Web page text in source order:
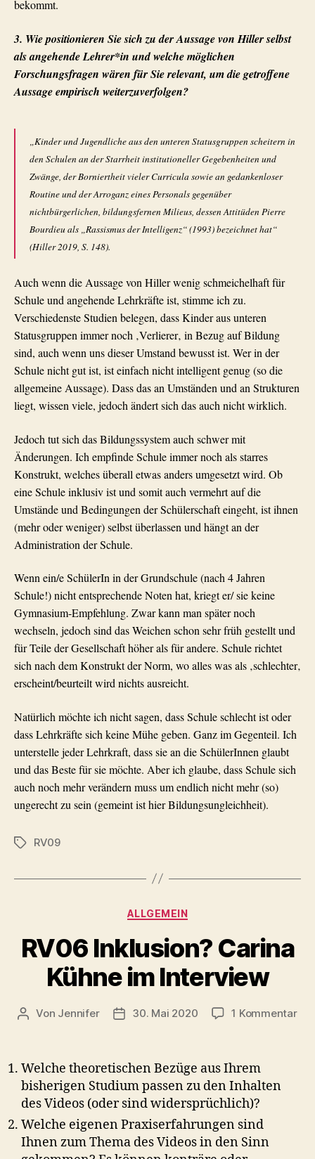
bekommt.
3. Wie positionieren Sie sich zu der Aussage von Hiller selbst
als angehende Lehrer*in und welche möglichen
Forschungsfragen wären für Sie relevant, um die getroffene
Aussage empirisch weiterzuverfolgen?
„Kinder und Jugendliche aus den unteren Statusgruppen scheitern in
den Schulen an der Starrheit institutioneller Gegebenheiten und
Zwänge, der Borniertheit vieler Curricula sowie an gedankenloser
Routine und der Arroganz eines Personals gegenüber
nichtbürgerlichen , bildungsfernen Milieus, dessen Attitüden Pierre
Bourdieu als
„Rassismus der Intelligenz“(1993) bezeichnet hat“
(Hiller 2019, S. 148).
Auch wenn die Aussage von Hiller wenig schmeichelhaft für
Schule und angehende Lehrkräfte ist, stimme ich zu.
Verschiedenste Studien belegen, dass Kinder aus unteren
Statusgruppen immer noch ‚Verlierer‚ in Bezug auf Bildung
sind, auch wenn uns dieser Umstand bewusst ist. Wer in der
Schule nicht gut ist, ist einfach nicht intelligent genug (so die
allgemeine Aussage). Dass das an Umständen und an Strukturen
liegt, wissen viele, jedoch ändert sich das auch nicht wirklich.
Jedoch tut sich das Bildungssystem auch schwer mit
Änderungen. Ich empfinde Schule immer noch als starres
Konstrukt, welches überall etwas anders umgesetzt wird. Ob
eine Schule inklusiv ist und somit auch vermehrt auf die
Umstände und Bedingungen der Schülerschaft eingeht, ist ihnen
(mehr oder weniger) selbst überlassen und hängt an der
Administration der Schule.
Wenn ein/e SchülerIn in der Grundschule (nach 4 Jahren
Schule!) nicht entsprechende Noten hat, kriegt er/ sie keine
Gymnasium-Empfehlung. Zwar kann man später noch
wechseln, jedoch sind das Weichen schon sehr früh gestellt und
für Teile der Gesellschaft höher als für andere. Schule richtet
sich nach dem Konstrukt der Norm, wo alles was als ‚schlechter‚
erscheint/beurteilt wird nichts ausreicht.
Natürlich möchte ich nicht sagen, dass Schule schlecht ist oder
dass Lehrkräfte sich keine Mühe geben. Ganz im Gegenteil. Ich
unterstelle jeder Lehrkraft, dass sie an die SchülerInnen glaubt
und das Beste für sie möchte. Aber ich glaube, dass Schule sich
auch noch mehr verändern muss um endlich nicht mehr (so)
ungerecht zu sein (gemeint ist hier Bildungsungleichheit).
Schlagwörter
RV09
Kategorien
ALLGEMEIN
RV06 Inklusion? Carina
Kühne im Interview
Beitragsautor
Von Jennifer Veröffentlichungsdatum
30. Mai 2020 1 Kommentarzu
Welche theoretischen Bezüge aus Ihrem
bisherigen Studium passen zu den Inhalten
des Videos (oder sind widersprüchlich)?
Welche eigenen Praxiserfahrungen sind
Ihnen zum Thema des Videos in den Sinn